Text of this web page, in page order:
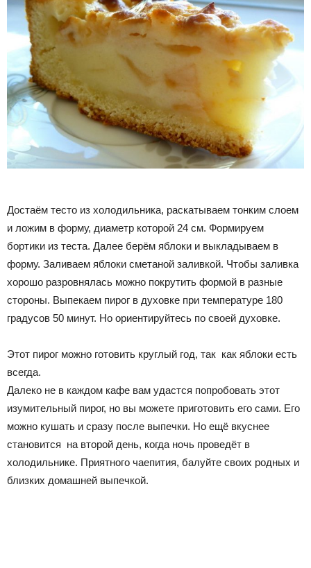
Достаём тесто из холодильника, раскатываем тонким слоем
и ложим в форму, диаметр которой 24 см. Формируем
бортики из теста. Далее берём яблоки и выкладываем в
форму. Заливаем яблоки сметаной заливкой. Чтобы заливка
хорошо разровнялась можно покрутить формой в разные
стороны. Выпекаем пирог в духовке при температуре 180
градусов 50 минут. Но ориентируйтесь по своей духовке.
Этот пирог можно готовить круглый год, так как яблоки есть
всегда.
Далеко не в каждом кафе вам удастся попробовать этот
изумительный пирог, но вы можете приготовить его сами. Его
можно кушать и сразу после выпечки. Но ещё вкуснее
становится на второй день, когда ночь проведёт в
холодильнике. Приятного чаепития, балуйте своих родных и
близких домашней выпечкой.